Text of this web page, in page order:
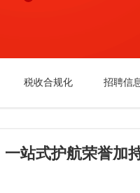
税收合规化 招聘信
站式护航荣誉加